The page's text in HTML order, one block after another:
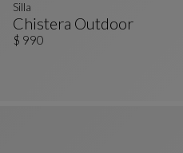
Chistera Outdoor
Silla
Ver Descripción Completa
Silla
$ 990